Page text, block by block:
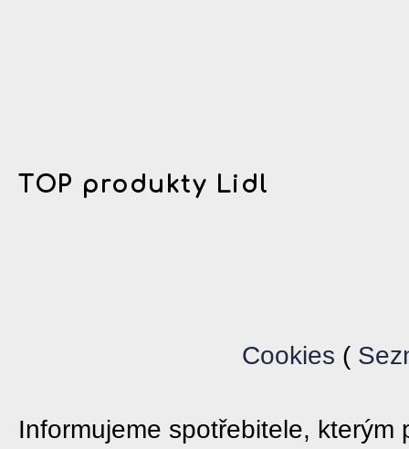
TOP produkty Lidl
Cookies (
Informujeme spotřebitele, kterým